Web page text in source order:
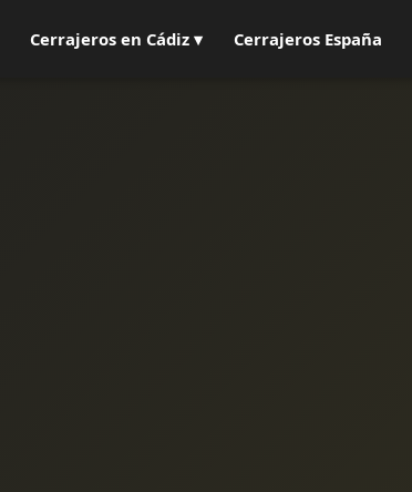
Cerrajeros en Cádiz ▾ Cerrajeros España